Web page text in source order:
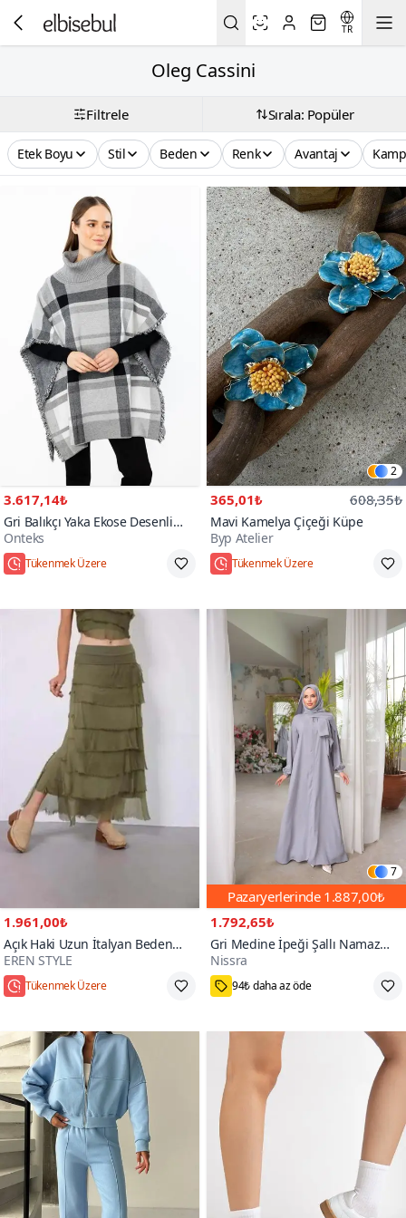
TR
Oleg Cassini
Filtrele Sırala: Popüler
Etek Boyu Stil Beden Renk Avantaj
3.617,14₺
Gri Balıkçı Yaka Ekose Desenli
Panço
Onteks
Hızlı Kargo
2
365,01₺ 608,35₺
Mavi Kamelya Çiçeği Küpe
Byp Atelier
Standart
1.961,00₺
Açık Haki Uzun İtalyan Beden
İnce Gösteren Kat İpek Straplez
Elbise Etek
EREN STYLE
Hızlı Kargo
7
Pazaryerlerinde 1.887,00₺
1.792,65₺
Gri Medine İpeği Şallı Namaz
Elbise
Nissra
Standart